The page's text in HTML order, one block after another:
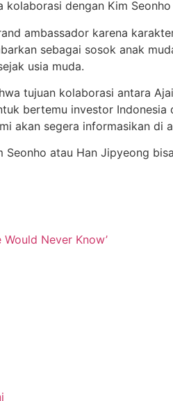
dengan Kim
ambassador karena
sebagai sosok anak
usia muda.
tujuan kolaborasi antara
bertemu investor
akan segera informasikan di
atau Han Jipyeong
Never Know’